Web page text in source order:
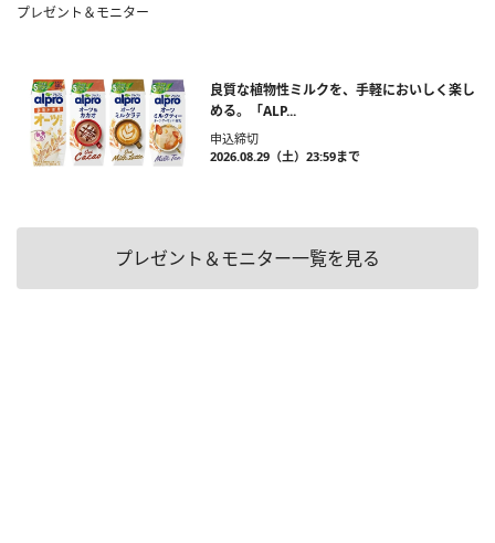
プレゼント＆モニター
良質な植物性ミルクを、手軽においしく楽し
める。「ALP...
申込締切
2026.08.29（土）23:59まで
プレゼント＆モニター一覧を見る